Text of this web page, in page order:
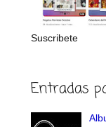
Suscribete
Entradas